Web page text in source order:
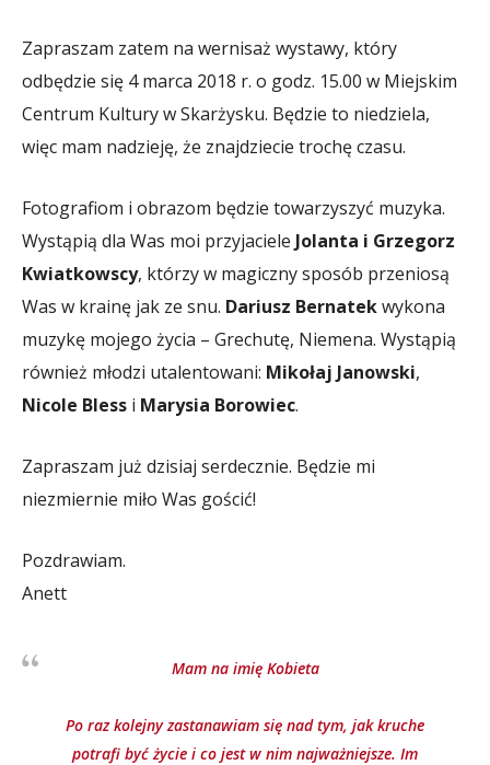
Zapraszam zatem na wernisaż wystawy, który
odbędzie się 4 marca 2018 r. o godz. 15.00 w Miejskim
Centrum Kultury w Skarżysku. Będzie to niedziela,
więc mam nadzieję, że znajdziecie trochę czasu.
Fotografiom i obrazom będzie towarzyszyć muzyka.
Wystąpią dla Was moi przyjaciele Jolanta i Grzegorz
Kwiatkowscy, którzy w magiczny sposób przeniosą
Was w krainę jak ze snu. Dariusz Bernatekwykona
muzykę mojego życia – Grechutę, Niemena. Wystąpią
również młodzi utalentowani: Mikołaj Janowski,
Nicole Bless i Marysia Borowiec.
Zapraszam już dzisiaj serdecznie. Będzie mi
niezmiernie miło Was gościć!
Pozdrawiam.
Anett
Mam na imię Kobieta
Po raz kolejny zastanawiam się nad tym, jak kruche
potrafi być życie i co jest w nim najważniejsze. Im